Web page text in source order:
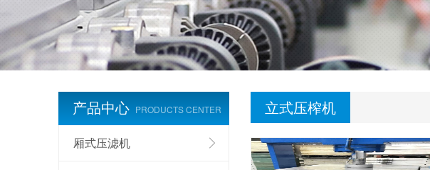
立式压榨机
产品中心 PRODUCTS CENTER
厢式压滤机